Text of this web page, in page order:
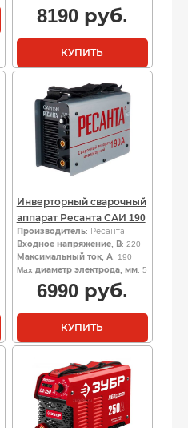
8190руб.
КУПИТЬ
Инверторный сварочный
аппарат Ресанта САИ 190
Производитель: Ресанта
Входное напряжение, В: 220
Максимальный ток, А: 190
Max диаметр электрода, мм: 5
6990руб.
КУПИТЬ